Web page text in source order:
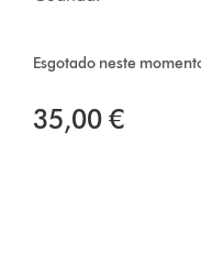
Esgotado neste
35,00 €